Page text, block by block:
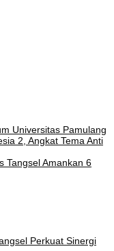
Universitas Pamulang
2, Angkat Tema Anti
Tangsel Amankan 6
Perkuat Sinergi